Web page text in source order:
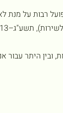
רבות על
ובין היתר